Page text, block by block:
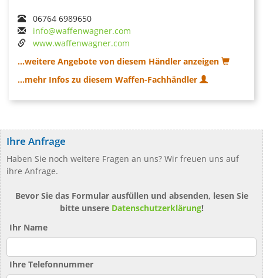
06764 6989650
info@waffenwagner.com
www.waffenwagner.com
...weitere Angebote von diesem Händler anzeigen
...mehr Infos zu diesem Waffen-Fachhändler
Ihre Anfrage
Haben Sie noch weitere Fragen an uns? Wir freuen uns auf
ihre Anfrage.
Bevor Sie das Formular ausfüllen und absenden, lesen Sie
bitte unsere Datenschutzerklärung!
Ihr Name
Ihre Telefonnummer